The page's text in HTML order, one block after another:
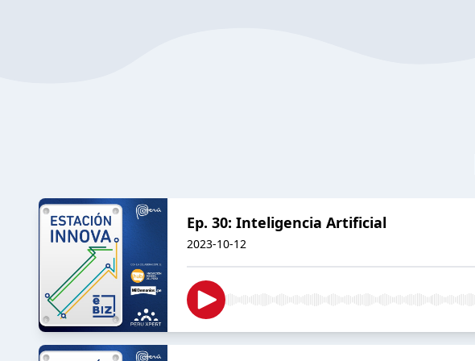
Ep. 30: Inteligencia Artificial
2023-10-12